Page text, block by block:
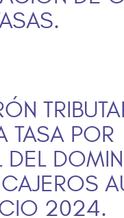
TASA POR
2024.